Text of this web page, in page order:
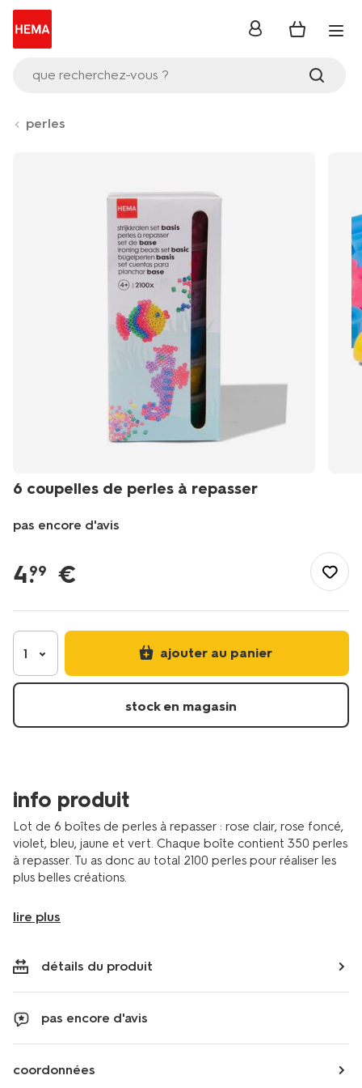
que recherchez-vous ?
se
perles
6 coupelles de perles à repasser
pas encore d'avis
fr/jouets/dessin-
jeux-
de-
perles-
a-
15940012.html
4.
99 €
1 ajouter au panier
stock en magasin
info produit
Lot de 6 boîtes de perles à repasser : rose clair, rose foncé,
violet, bleu, jaune et vert. Chaque boîte contient 350 perles
à repasser. Tu as donc au total 2100 perles pour réaliser les
plus belles créations.
lire plus
détails du produit
pas encore d'avis
coordonnées